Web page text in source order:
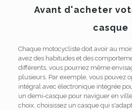
Avant d'acheter
casque
Chaque motocycliste doit avoir au
avez des habitudes et des
différents, vous pourriez même
plusieurs. Par exemple, vous pouvez
intégral avec électronique intégrée
un demi-casque pour naviguer en
choix, choisissez un casque qui